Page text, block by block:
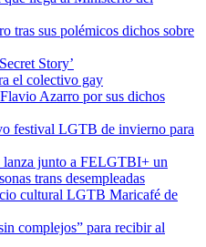
tras sus polémicos dichos sobre
Story’
el colectivo gay
Azarro por sus dichos
festival LGTB de invierno para
junto a FELGTBI+ un
trans desempleadas
cultural LGTB Maricafé de
complejos” para recibir al